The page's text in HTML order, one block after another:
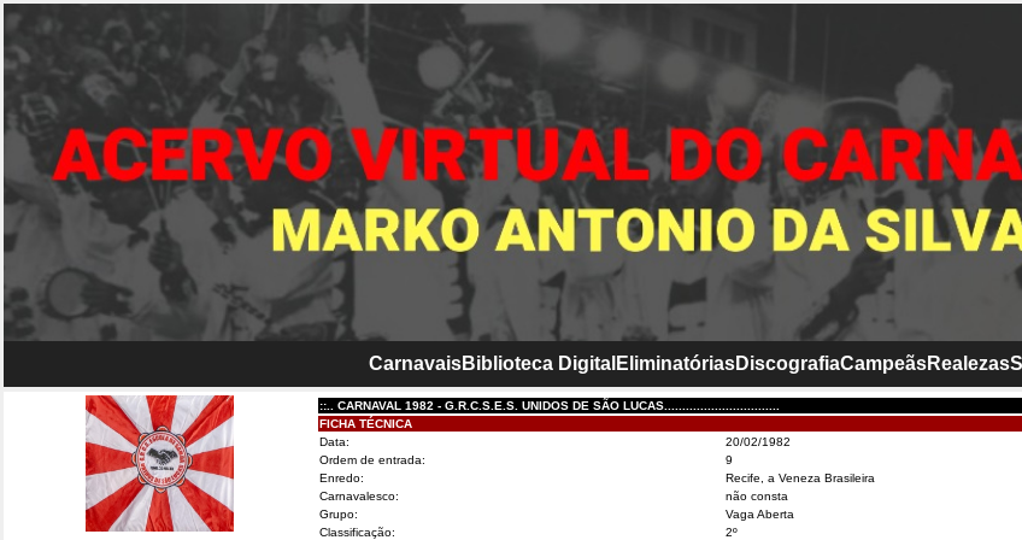
CarnavaisBiblioteca Digital EliminatóriasDiscografiaCampeãsRealezas
::.. CARNAVAL 1982 - G.R.C.S.E.S. UNIDOS DE SÃO LUCAS................................
FICHA TÉCNICA
Data:
20/02/1982
Ordem de entrada:
9
Enredo:
Recife, a Veneza Brasileira
Carnavalesco:
não consta
Grupo:
Vaga Aberta
Classificação:
2º